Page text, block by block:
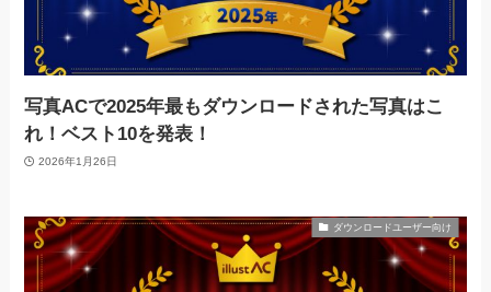
写真ACで2025年最もダウンロードされた写真はこ
れ！ベスト10を発表！
2026年1月26日
ダウンロードユーザー向け